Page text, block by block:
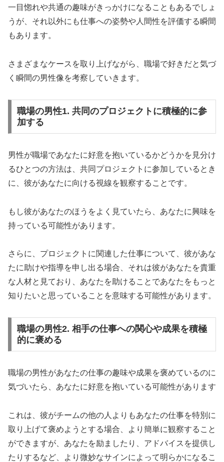
一目惚れや共通の趣味がきっかけになることもあるでしょ
うが、それ以外にも仕事への姿勢や人間性を評価する瞬間
もあります。
さまざまなケースを取り上げながら、職場で好きだと気づ
く瞬間の男性像を考察していきます。
職場の男性1. 共同のプロジェクトに積極的に参
加する
男性が職場であなたに好意を抱いているかどうかを見分け
るひとつの方法は、共同プロジェクトに参加しているとき
に、彼があなたに向ける視線を観察することです。
もし彼があなたのほうをよく見ていたら、あなたに興味を
持っている可能性があります。
さらに、プロジェクトに関連した仕事について、彼があな
たに助けや指導を申し出る場合、それは彼があなたを貴重
な人材と見ており、あなたを助けることであなたをもっと
知りたいと思っていることを意味する可能性があります。
職場の男性2. 相手の仕事への関心や成果を積極
的に褒める
職場の男性があなたの仕事の趣味や成果を褒めているのに
気づいたら、あなたに好意を抱いている可能性があります
これは、彼がチームの他の人よりもあなたの仕事を特別に
取り上げて褒めようとする場合、より簡単に観察すること
ができますが、あなたを励ましたり、アドバイスを提供し
たりするなど、より微妙なサインによって明らかになるこ